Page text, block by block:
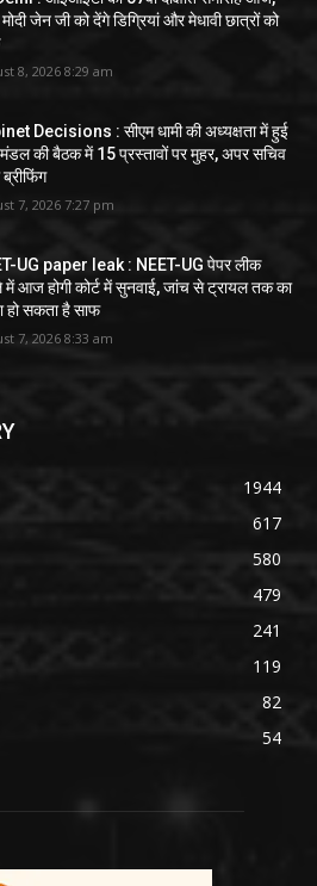
मोदी जेन जी को देंगे डिग्रियां और मेधावी छात्रों को
8, 2026 8:29 am
Decisions : सीएम धामी की अध्यक्षता में हुई
की बैठक में 15 प्रस्तावों पर मुहर, अपर सचिव
7, 2026 7:27 pm
UG paper leak : NEET-UG पेपर लीक
में आज होगी कोर्ट में सुनवाई, जांच से ट्रायल तक का
हो सकता है साफ
7, 2026 8:33 am
1944
617
580
479
241
119
82
54